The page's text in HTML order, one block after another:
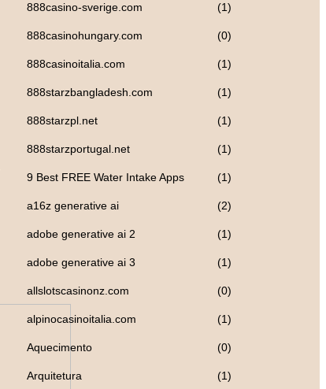
888casino-sverige.com (1)
888casinohungary.com (0)
888casinoitalia.com (1)
888starzbangladesh.com (1)
888starzpl.net (1)
888starzportugal.net (1)
9 Best FREE Water Intake Apps (1)
a16z generative ai (2)
adobe generative ai 2 (1)
adobe generative ai 3 (1)
allslotscasinonz.com (0)
alpinocasinoitalia.com (1)
Aquecimento (0)
Arquitetura (1)